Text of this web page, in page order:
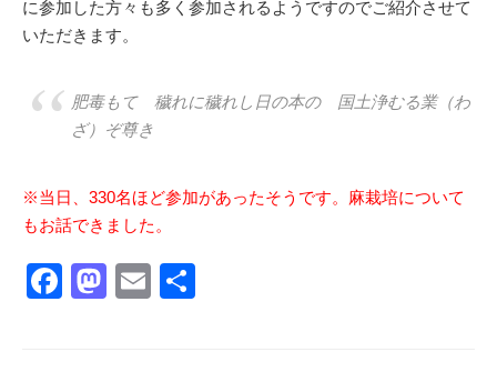
に参加した方々も多く参加されるようですのでご紹介させて
いただきます。
肥毒もて 穢れに穢れし日の本の 国土浄むる業（わ
ざ）ぞ尊き
※当日、330名ほど参加があったそうです。麻栽培について
もお話できました。
F
M
E